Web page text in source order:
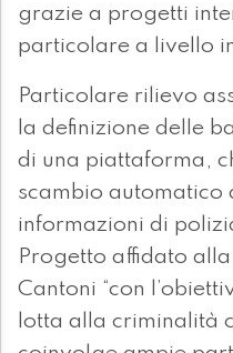
grazie a progetti
particolare a livello
Particolare rilievo
la definizione delle
di una piattaforma,
scambio automatico
informazioni di
Progetto affidato
Cantoni “con
lotta alla criminalità